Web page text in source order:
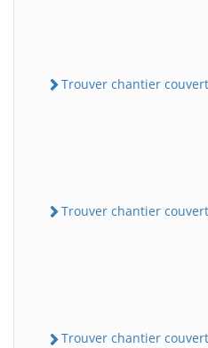
Trouver chantier
Trouver chantier
Trouver chantier